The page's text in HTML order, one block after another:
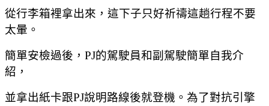
從行李箱裡拿出來，這下子只好祈禱這趟行程不要
太暈。
簡單安檢過後， PJ的駕駛員和副駕駛簡單自我介
紹，
並拿出紙卡跟PJ說明路線後就登機。為了對抗引擎